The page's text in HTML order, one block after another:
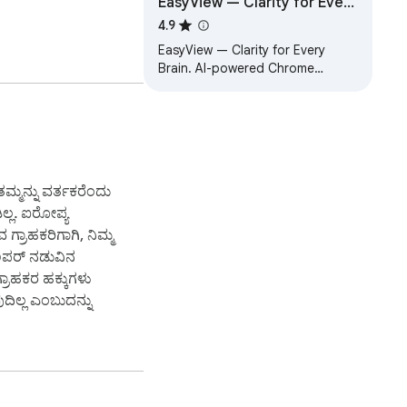
local bank
ವರ್ತಕರೆಂದು
ಐರೋಪ್ಯ
ಗ್ರಾಹಕರಿಗಾಗಿ, ನಿಮ್ಮ
ನಡುವಿನ
ಹಕ್ಕುಗಳು
ಎಂಬುದನ್ನು
Brain
4.9
EasyView — Clarity for Every
Brain. AI-powered Chrome